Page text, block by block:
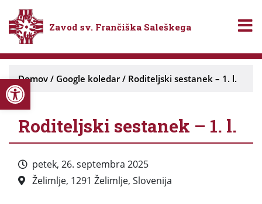
Open toolbar
Zavod sv. Frančiška Saleškega
Domov / Google koledar/ Roditeljski sestanek – 1. l.
Roditeljski sestanek – 1. l.
petek, 26. septembra 2025
Želimlje, 1291 Želimlje, Slovenija